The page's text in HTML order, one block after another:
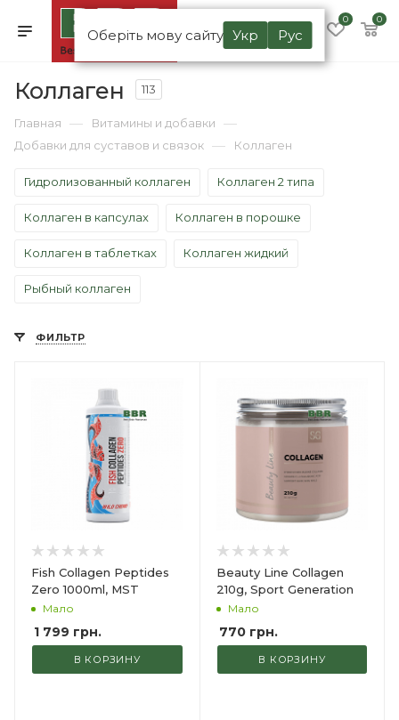
Оберіть мову сайту Укр Рус
0 0
Коллаген 113
Главная — Витамины и добавки —
Добавки для суставов и связок — Коллаген
Гидролизованный коллаген Коллаген 2 типа
Коллаген в капсулах Коллаген в порошке
Коллаген в таблетках Коллаген жидкий
Рыбный коллаген
ФИЛЬТР
Fish Collagen Peptides
Zero 1000ml, MST
Мало
1 799 грн.
В КОРЗИНУ
Beauty Line Collagen
210g, Sport Generation
Мало
770грн.
В КОРЗИНУ